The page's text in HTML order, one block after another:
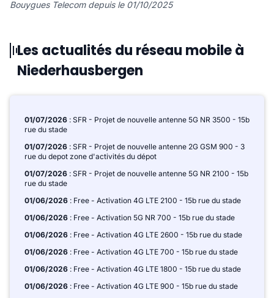
Bouygues Telecom depuis le 01/10/2025
Les actualités du réseau mobile à
Niederhausbergen
01/07/2026 : SFR - Projet de nouvelle antenne 5G NR 3500 - 15b
rue du stade
01/07/2026 : SFR - Projet de nouvelle antenne 2G GSM 900 - 3
rue du depot zone d'activités du dépot
01/07/2026 : SFR - Projet de nouvelle antenne 5G NR 2100 - 15b
rue du stade
01/06/2026 : Free - Activation 4G LTE 2100 - 15b rue du stade
01/06/2026 : Free - Activation 5G NR 700 - 15b rue du stade
01/06/2026 : Free - Activation 4G LTE 2600 - 15b rue du stade
01/06/2026 : Free - Activation 4G LTE 700 - 15b rue du stade
01/06/2026 : Free - Activation 4G LTE 1800 - 15b rue du stade
01/06/2026 : Free - Activation 4G LTE 900 - 15b rue du stade